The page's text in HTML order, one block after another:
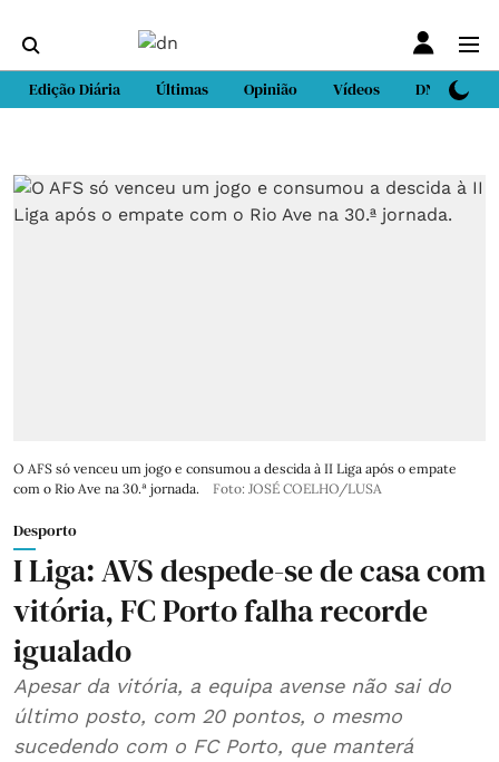
Edição Diária Últimas Opinião Vídeos DN Sport
O AFS só venceu um jogo e consumou a descida à II Liga após o empate
com o Rio Ave na 30.ª jornada.
Foto: JOSÉ COELHO/LUSA
Desporto
I Liga: AVS despede-se de casa com
vitória, FC Porto falha recorde
igualado
Apesar da vitória, a equipa avense não sai do
último posto, com 20 pontos, o mesmo
sucedendo com o FC Porto, que manterá